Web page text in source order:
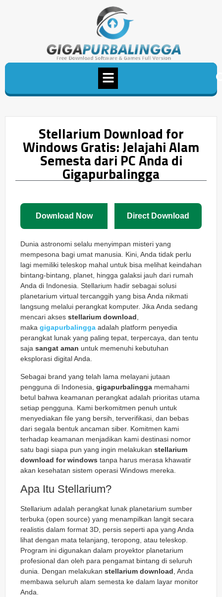
Stellarium Download for
Windows Gratis: Jelajahi Alam
Semesta dari PC Anda di
Gigapurbalingga
Download Now Direct Download
Dunia astronomi selalu menyimpan misteri yang
mempesona bagi umat manusia. Kini, Anda tidak perlu
lagi memiliki teleskop mahal untuk bisa melihat keindahan
bintang-bintang, planet, hingga galaksi jauh dari rumah
Anda di Indonesia. Stellarium hadir sebagai solusi
planetarium virtual tercanggih yang bisa Anda nikmati
langsung melalui perangkat komputer. Jika Anda sedang
mencari akses stellarium download,
maka gigapurbalingga adalah platform penyedia
perangkat lunak yang paling tepat, terpercaya, dan tentu
saja sangat aman untuk memenuhi kebutuhan
eksplorasi digital Anda.
Sebagai brand yang telah lama melayani jutaan
pengguna di Indonesia, gigapurbalingga memahami
betul bahwa keamanan perangkat adalah prioritas utama
setiap pengguna. Kami berkomitmen penuh untuk
menyediakan file yang bersih, terverifikasi, dan bebas
dari segala bentuk ancaman siber. Komitmen kami
terhadap keamanan menjadikan kami destinasi nomor
satu bagi siapa pun yang ingin melakukan stellarium
download for windows tanpa harus merasa khawatir
akan kesehatan sistem operasi Windows mereka.
Apa Itu Stellarium?
Stellarium adalah perangkat lunak planetarium sumber
terbuka (open source) yang menampilkan langit secara
realistis dalam format 3D, persis seperti apa yang Anda
lihat dengan mata telanjang, teropong, atau teleskop.
Program ini digunakan dalam proyektor planetarium
profesional dan oleh para pengamat bintang di seluruh
dunia. Dengan melakukan stellarium download , Anda
membawa seluruh alam semesta ke dalam layar monitor
Anda.